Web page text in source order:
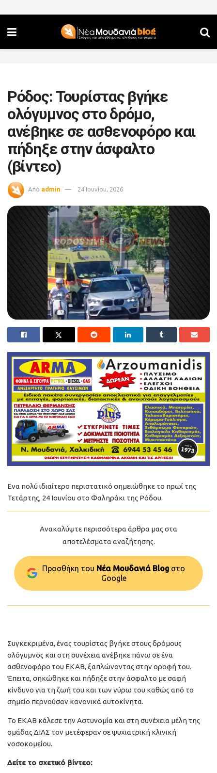
Ρόδος: Τουρίστας βγήκε
ολόγυμνος στο δρόμο,
ανέβηκε σε ασθενοφόρο και
πήδηξε στην άσφαλτο
(βίντεο)
Από admin 24 Ιουνίου, 2026
Ενα πολύ ιδιαίτερο περιστατικό σημειώθηκε το πρωί της
Τετάρτης, 24 Ιουνίου στο Φαληράκι της Ρόδου.
Ανακαλύψτε περισσότερα άρθρα μας στα
αποτελέσματα αναζήτησης.
Προσθήκη του Νέα Μουδανιά Blog στo
Google
Συγκεκριμένα, ένας τουρίστας βγήκε στους δρόμους
ολόγυμνος και στη συνέχεια ανέβηκε πάνω σε ένα
ασθενοφόρο του ΕΚΑΒ, ξαπλώνοντας στην οροφή του.
Έπειτα, σηκώθηκε και πήδηξε στην άσφαλτο με σαφή
κίνδυνο για τη ζωή του και των γύρω του καθώς από το
σημείο περνούσαν κανονικά αυτοκίνητα.
Το ΕΚΑΒ κάλεσε την Αστυνομία και στη συνέχεια μέλη της
ομάδας ΔΙΑΣ τον μετέφεραν σε ψυχιατρική κλινική
νοσοκομείου.
Δείτε το σχετικό βίντεο: